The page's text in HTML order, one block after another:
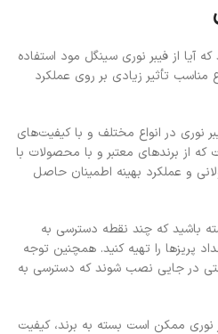
آیا از فیبر نوری سینگل مود استفاده
مناسب تأثیر زیادی بر روی عملکرد
در انواع مختلف و با کیفیت‌های
از برندهای معتبر و با محصولات با
و عملکرد بهینه اطمینان حاصل
باشید که چند نقطه دسترسی به
پریزها را تهیه کنید. همچنین توجه
در جایی نصب شوند که دسترسی به
ممکن است بسته به برند، کیفیت